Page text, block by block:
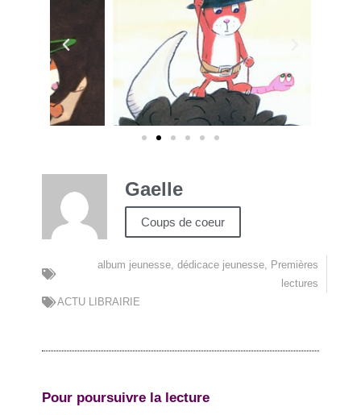
Gaelle
Coups de coeur
album jeunesse, dédicace jeunesse, Premières
lectures
ACTU LIBRAIRIE
Pour poursuivre la lecture